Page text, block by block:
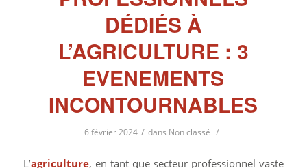
DÉDIÉS À
L’AGRICULTURE : 3
EVENEMENTS
INCONTOURNABLES
6 février 2024 / dans Non classé /
L’agriculture, en tant que secteur professionnel vaste